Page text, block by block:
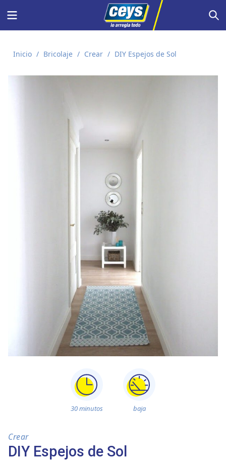
Menu
Inicio / Bricolaje / Crear / DIY Espejos de Sol
30 minutos baja
Crear
DIY Espejos de Sol